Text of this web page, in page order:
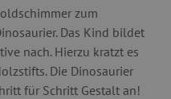
zum
Das Kind bildet
nach. Hierzu kratzt es
Die Dinosaurier
für Schritt Gestalt an!